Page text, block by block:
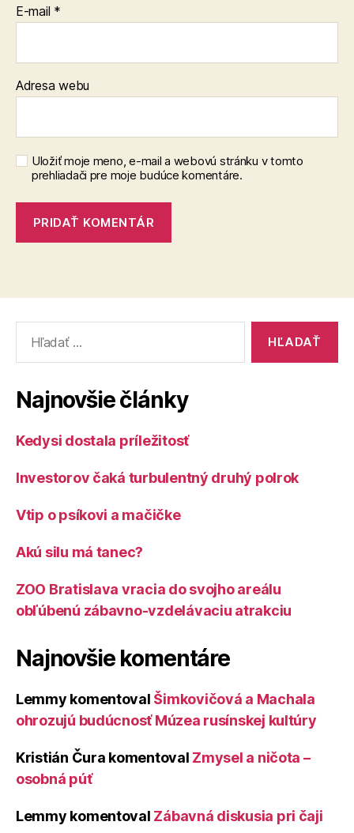
E-mail *
Adresa webu
Uložiť moje meno, e-mail a webovú stránku v tomto
prehliadači pre moje budúce komentáre.
Najnovšie články
Kedysi dostala príležitosť
Investorov čaká turbulentný druhý polrok
Vtip o psíkovi a mačičke
Akú silu má tanec?
ZOO Bratislava vracia do svojho areálu
obľúbenú zábavno-vzdelávaciu atrakciu
Najnovšie komentáre
Lemmy komentoval Šimkovičová a Machala
ohrozujú budúcnosť Múzea rusínskej kultúry
Kristián Čura komentoval Zmysel a ničota –
osobná púť
Lemmy komentoval Zábavná diskusia pri čaji